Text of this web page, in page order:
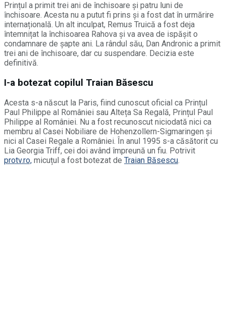
Prințul a primit trei ani de închisoare și patru luni de
închisoare. Acesta nu a putut fi prins și a fost dat în urmărire
internațională. Un alt inculpat, Remus Truică a fost deja
întemnițat la închisoarea Rahova și va avea de ispășit o
condamnare de șapte ani. La rândul său, Dan Andronic a primit
trei ani de închisoare, dar cu suspendare. Decizia este
definitivă.
I-a botezat copilul Traian Băsescu
Acesta s-a născut la Paris, fiind cunoscut oficial ca Prințul
Paul Philippe al României sau Alteța Sa Regală, Prințul Paul
Philippe al României. Nu a fost recunoscut niciodată nici ca
membru al Casei Nobiliare de Hohenzollern-Sigmaringen și
nici al Casei Regale a României. În anul 1995 s-a căsătorit cu
Lia Georgia Triff, cei doi având împreună un fiu. Potrivit
protv.ro, micuțul a fost botezat de Traian Băsescu